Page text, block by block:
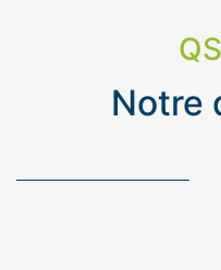
Notre